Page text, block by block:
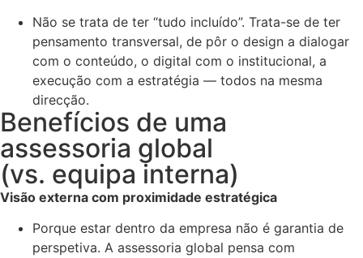
Não se trata de ter “tudo incluído”. Trata-se de ter
pensamento transversal, de pôr o design a dialogar
com o conteúdo, o digital com o institucional, a
execução com a estratégia — todos na mesma
direcção.
Benefícios de uma
assessoria global
(vs. equipa interna)
Visão externa com proximidade estratégica
Porque estar dentro da empresa não é garantia de
perspetiva. A assessoria global pensa com